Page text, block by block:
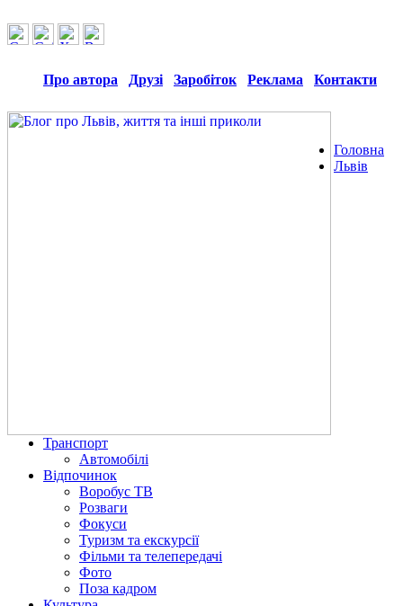
Про автора Друзі Заробіток Реклама Контакти
Головна
Львів
Транспорт
Автомобілі
Відпочинок
Воробус ТВ
Розваги
Фокуси
Туризм та екскурсії
Фільми та телепередачі
Фото
Поза кадром